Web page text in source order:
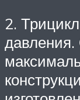
2.
давления.